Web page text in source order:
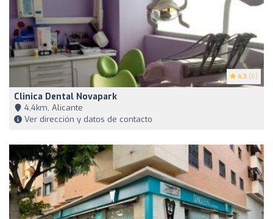
4.3 (6)
Clinica Dental Novapark
4,4km, Alicante
Ver dirección y datos de contacto